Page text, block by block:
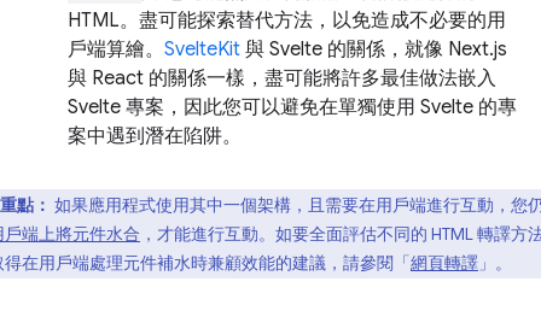
HTML。盡可能探索替代方法，以免造成不必要的用
戶端算繪。 SvelteKit 與 Svelte 的關係，就像 Next.js
與 React 的關係一樣，盡可能將許多最佳做法嵌入
Svelte 專案，因此您可以避免在單獨使用 Svelte 的專
案中遇到潛在陷阱。
重點： 如果應用程式使用其中一個架構，且需要在用戶端進行互動，您
戶端上將元件水合 ，才能進行互動。如要全面評估不同的 HTML 轉譯方
得在用戶端處理元件補水時兼顧效能的建議，請參閱「網頁轉譯 」。